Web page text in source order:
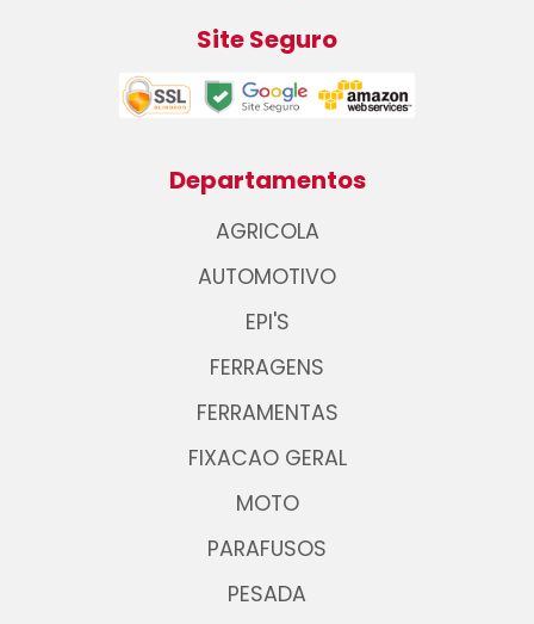
Site Seguro
Departamentos
AGRICOLA
AUTOMOTIVO
EPI'S
FERRAGENS
FERRAMENTAS
FIXACAO GERAL
MOTO
PARAFUSOS
PESADA